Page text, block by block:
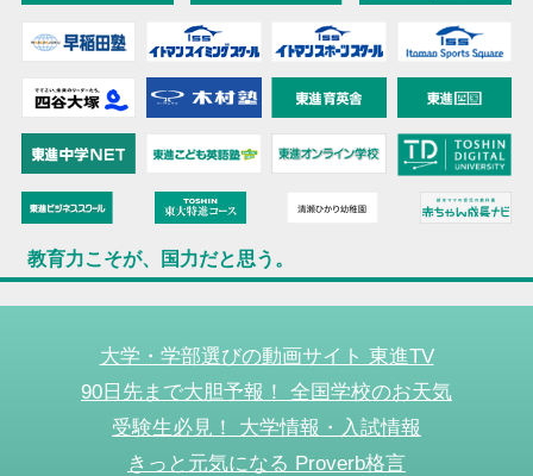
教育力こそが、国力だと思う。
大学・学部選びの動画サイト 東進TV
90日先まで大胆予報！ 全国学校のお天気
受験生必見！ 大学情報・入試情報
きっと元気になる Proverb格言